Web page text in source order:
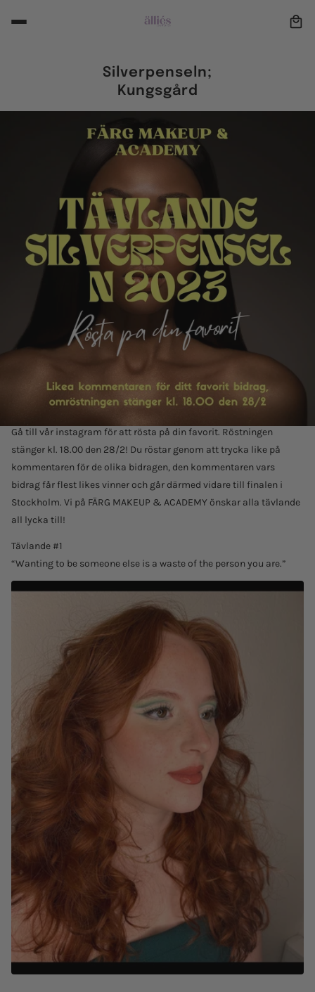
Silverpenseln;
Kungsgård
Gå till vår instagram för att rösta på din favorit. Röstningen
stänger kl. 18.00 den 28/2! Du röstar genom att trycka like på
kommentaren för de olika bidragen, den kommentaren vars
bidrag får flest likes vinner och går därmed vidare till finalen i
Stockholm. Vi på FÄRG MAKEUP & ACADEMY önskar alla tävlande
all lycka till!
Tävlande #1
“Wanting to be someone else is a waste of the person you are.”